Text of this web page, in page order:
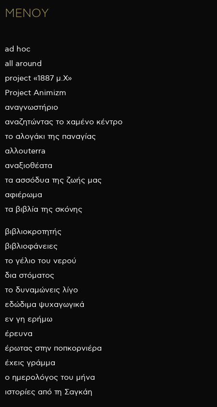
ΜΕΝΟΥ
ad hoc
all around
project «1887 μ.Χ»
Project Animizm
αναγνωστήριο
αναζητώντας το χαμένο κέντρο
το αλογάκι της παναγίας
αλλουterra
αναξιοθέατα
τα ασσόδυα της ζωής μας
αφιέρωμα
τα βιβλία της σκόνης
βιβλιοκροτητής
βιβλιοφάνειες
το γέλιο του νερού
δια στόματος
το δυναμώνεις λίγο
εδώδιμα ψυχαγωγικά
εν γη ερήμω
έρευνα
έρωτας στην ποπκορνιέρα
έχεις γράμμα
ο ημερολόγος του μήνα
ιστορίες από τη Σαγκάη